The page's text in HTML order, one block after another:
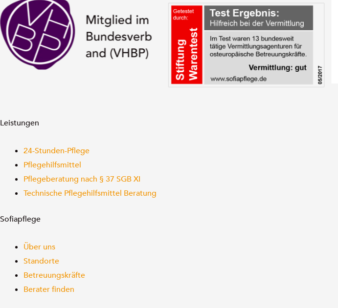
Leistungen
24-Stunden-Pflege
Pflegehilfsmittel
Pflegeberatung nach § 37 SGB XI
Technische Pflegehilfsmittel Beratung
Sofiapflege
Über uns
Standorte
Betreuungskräfte
Berater finden